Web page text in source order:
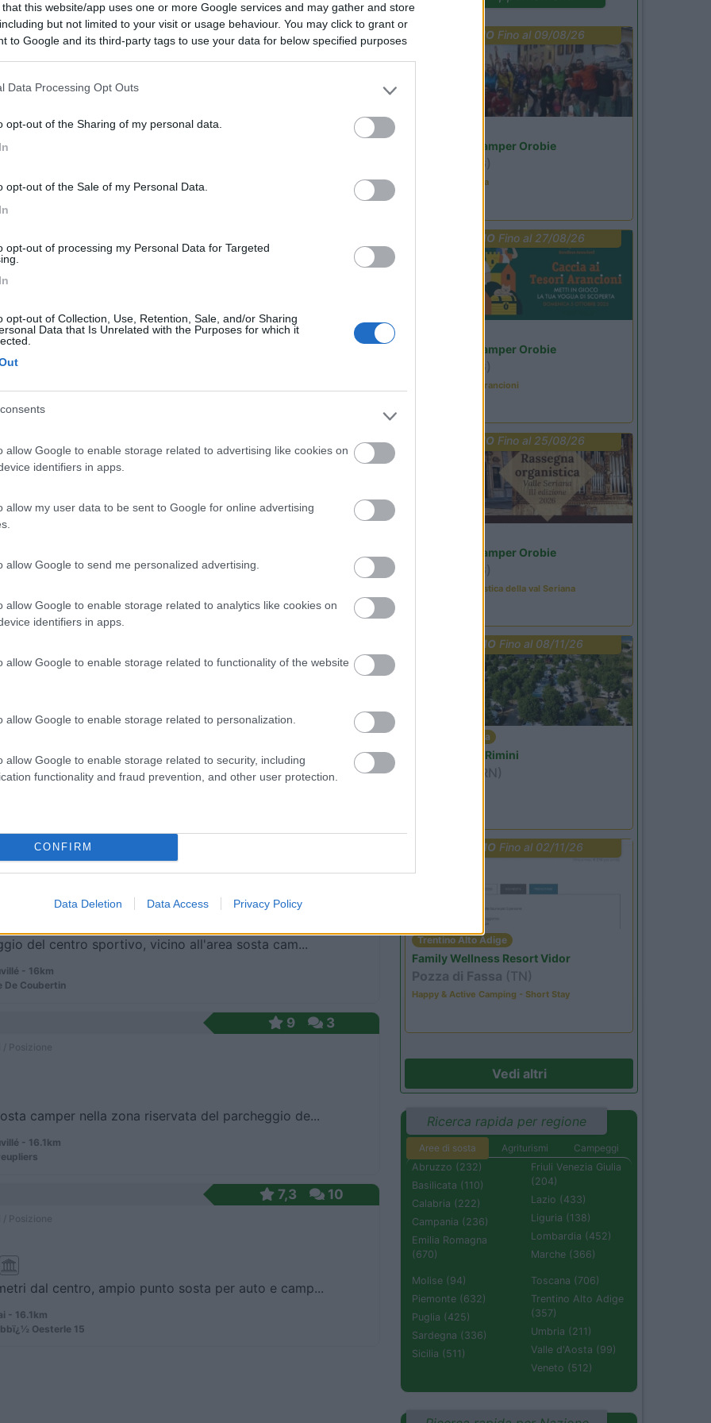
that this website/app uses one or more Google services and may gather and store
but not limited to your visit or usage behaviour. You may click to grant or
to Google and its third-party tags to use your data for below specified purposes
Data Processing Opt Outs
opt-out of the Sharing of my personal data.
opt-out of the Sale of my Personal Data.
opt-out of processing my Personal Data for Targeted
opt-out of Collection, Use, Retention, Sale, and/or Sharing
Data that Is Unrelated with the Purposes for which it
allow Google to enable storage related to advertising like cookies on
identifiers in apps.
allow my user data to be sent to Google for online advertising
allow Google to send me personalized advertising.
allow Google to enable storage related to analytics like cookies on
identifiers in apps.
allow Google to enable storage related to functionality of the website
allow Google to enable storage related to personalization.
allow Google to enable storage related to security, including
functionality and fraud prevention, and other user protection.
CONFIRM
Data Deletion Data Access Privacy Policy
/ Posizione
dal centro, parcheggio misto auto a fianco al Pal...
Posizione
pianeggiante, sterrato a 150 m dal castello. P...
- 11.1km
6
Posizione
per camper a circa 1km dal magnifico castello.
10
Posizione
600 m dal centro, parcheggio per camper in mezzo ...
- 11.1km
centro, vicino ad un Centro Sportivo e Culturale...
Coubertin
Posizione
del centro sportivo, vicino all'area sosta cam...
- 16km
De Coubertin
9 3
camper nella zona riservata del parcheggio de...
- 16.1km
7,3 10
dal centro, ampio punto sosta per auto e camp...
- 16.1km
Oesterle 15
PROMO Fino al 09/08/26
Area Sosta Camper Orobie
(BG)
Ardesio in scatola
PROMOFino al 27/08/26
Area Sosta Camper Orobie
(BG)
Caccia ai tesori arancioni
PROMO Fino al 25/08/26
Area Sosta Camper Orobie
(BG)
Rassegna organistica della val Seriana
PROMO Fino al 08/11/26
Emilia Romagna
Camper Park Rimini
(RN)
PROMO Fino al 02/11/26
Trentino Alto Adige
Family Wellness Resort Vidor
Pozza di Fassa (TN)
Happy & Active Camping - Short Stay
Vedi altri
Ricerca rapida per regione
Aree di sosta Agriturismi
Campeggi
Abruzzo (232)
Basilicata (110)
Calabria (222)
Campania (236)
Emilia Romagna
(670)
Friuli Venezia Giulia
(204)
Lazio (433)
Liguria (138)
Lombardia (452)
Marche (366)
Molise (94)
Piemonte (632)
Puglia (425)
Sardegna (336)
Sicilia (511)
Toscana (706)
Trentino Alto Adige
(357)
Umbria (211)
Valle d'Aosta (99)
Veneto (512)